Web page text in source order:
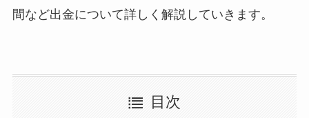
間など出金について詳しく解説していきます。
目次